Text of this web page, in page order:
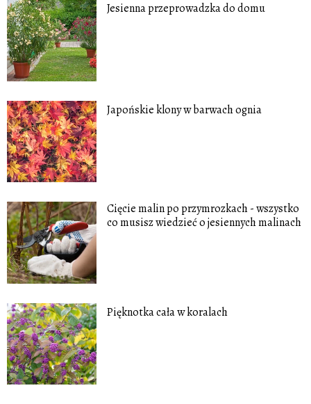
Jesienna przeprowadzka do domu
Japońskie klony w barwach ognia
Cięcie malin po przymrozkach - wszystko
co musisz wiedzieć o jesiennych malinach
Pięknotka cała w koralach